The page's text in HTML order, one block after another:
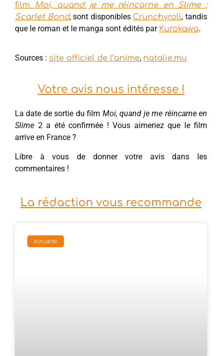
film Moi, quand je me réincarne en Slime :
Scarlet Bond, sont disponibles Crunchyroll, tandis
que le roman et le manga sont édités par Kurokawa.
Sources : site officiel de l’anime, natalie.mu
Votre avis nous intéresse !
La date de sortie du film Moi, quand je me réincarne en
Slime 2 a été confirmée ! Vous aimeriez que le film
arrive en France ?
Libre à vous de donner votre avis dans les
commentaires !
La rédaction vous recommande
Actualité